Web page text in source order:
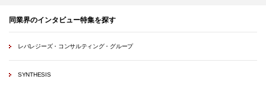
同業界のインタビュー特集を探す
レバレジーズ・コンサルティング・グループ
SYNTHESIS